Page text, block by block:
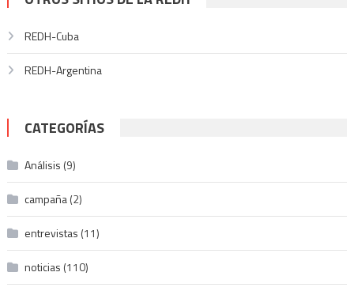
REDH-Cuba
REDH-Argentina
CATEGORÍAS
Análisis (9)
campaña(2)
entrevistas (11)
noticias (110)